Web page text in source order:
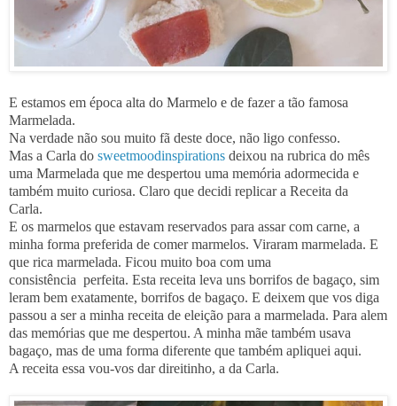
E estamos em época alta do Marmelo e de fazer a tão famosa
Marmelada.
Na verdade não sou muito fã deste doce, não ligo confesso.
Mas a Carla do sweetmoodinspirations deixou na rubrica do mês
uma Marmelada que me despertou uma memória adormecida e
também muito curiosa. Claro que decidi replicar a Receita da
Carla.
E os marmelos que estavam reservados para assar com carne, a
minha forma preferida de comer marmelos. Viraram marmelada. E
que rica marmelada. Ficou muito boa com uma
consistência perfeita. Esta receita leva uns borrifos de bagaço, sim
leram bem exatamente, borrifos de bagaço. E deixem que vos diga
passou a ser a minha receita de eleição para a marmelada. Para alem
das memórias que me despertou. A minha mãe também usava
bagaço, mas de uma forma diferente que também apliquei aqui.
A receita essa vou-vos dar direitinho, a da Carla.